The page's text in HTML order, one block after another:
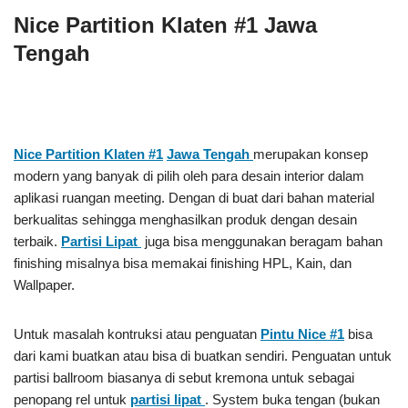
Nice Partition Klaten #1 Jawa
Tengah
Nice Partition Klaten #1 Jawa Tengah merupakan konsep
modern yang banyak di pilih oleh para desain interior dalam
aplikasi ruangan meeting. Dengan di buat dari bahan material
berkualitas sehingga menghasilkan produk dengan desain
terbaik. Partisi Lipat juga bisa menggunakan beragam bahan
finishing misalnya bisa memakai finishing HPL, Kain, dan
Wallpaper.
Untuk masalah kontruksi atau penguatan Pintu Nice #1 bisa
dari kami buatkan atau bisa di buatkan sendiri. Penguatan untuk
partisi ballroom biasanya di sebut kremona untuk sebagai
penopang rel untuk partisi lipat . System buka tengan (bukan